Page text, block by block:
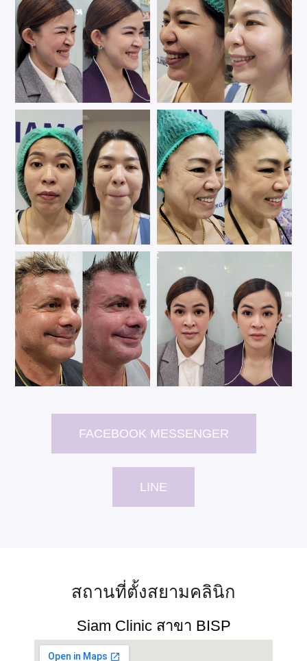
FACEBOOK MESSENGER
LINE
สถานที่ตั้งสยามคลินิก​
Siam Clinic สาขา BISP